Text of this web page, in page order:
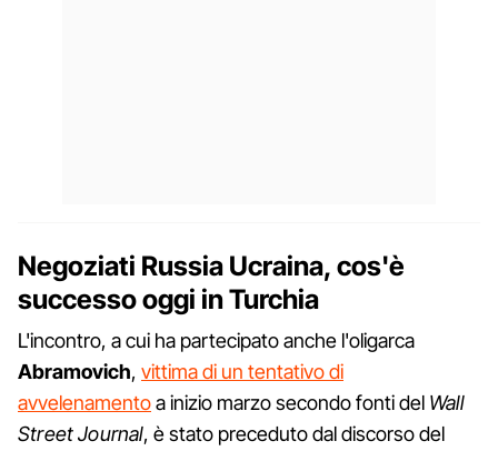
Negoziati Russia Ucraina, cos'è
successo oggi in Turchia
L'incontro, a cui ha partecipato anche l'oligarca
Abramovich, vittima di un tentativo di
avvelenamentoa inizio marzo secondo fonti del Wall
Street Journal, è stato preceduto dal discorso del